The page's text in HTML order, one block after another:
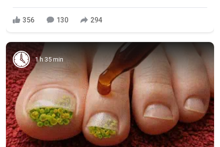
356 130 294
1 h 35 min